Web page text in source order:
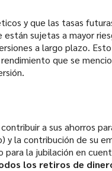
y que las tasas
sujetas a mayor
a largo plazo.
que se
a sus ahorros
la contribución de su
la jubilación en
los retiros de